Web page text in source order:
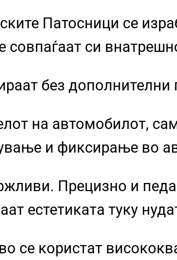
Патосници се
си
без
на автомобилот,
и фиксирање во
Прецизно и
естетиката туку
се користат